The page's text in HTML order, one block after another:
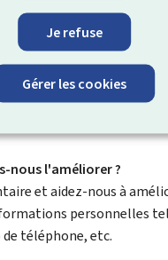
Je refuse
Gérer les cookies
cette page ? *
nous l'améliorer ?
et aidez-nous à
personnelles
téléphone, etc.